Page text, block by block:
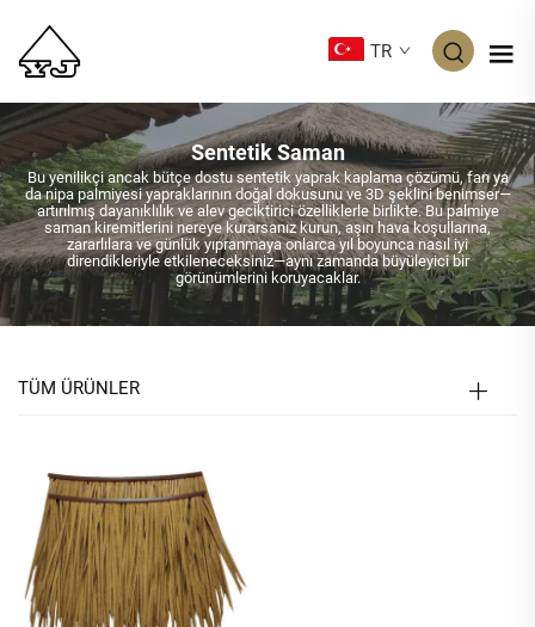
TR
Sentetik Saman
Bu yenilikçi ancak bütçe dostu sentetik yaprak kaplama çözümü, fan ya
da nipa palmiyesi yapraklarının doğal dokusunu ve 3D şeklini benimser—
artırılmış dayanıklılık ve alev geciktirici özelliklerle birlikte. Bu palmiye
saman kiremitlerini nereye kurarsanız kurun, aşırı hava koşullarına,
zararlılara ve günlük yıpranmaya onlarca yıl boyunca nasıl iyi
direndikleriyle etkileneceksiniz—aynı zamanda büyüleyici bir
görünümlerini koruyacaklar.
TÜM ÜRÜNLER